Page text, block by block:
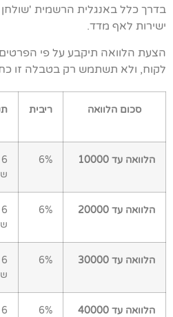
בדרך כלל באנגלית הרשמית
ישירות לאף מדד.
הצעת הלוואה תיקבע על פי
לקוח, ולא תשתמש רק בטבלה זו
סכום הלוואה ריבית
הלוואה עד 10000 6%
6
הלוואה עד 20000 6%
6
הלוואה עד 30000 6%
6
הלוואה עד 40000 6%
6